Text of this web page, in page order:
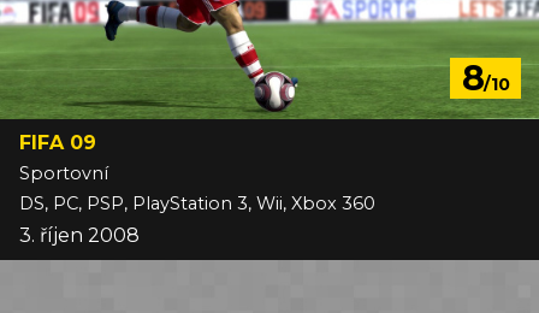
8/10
FIFA 09
Sportovní
DS, PC, PSP, PlayStation 3, Wii, Xbox 360
3. říjen 2008